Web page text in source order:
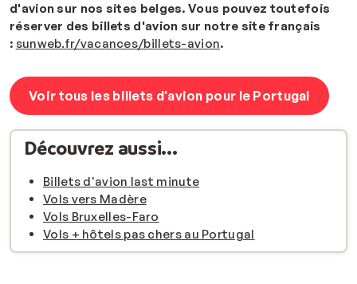
d'avion sur nos sites belges. Vous pouvez toutefois
réserver des billets d'avion sur notre site français
: sunweb.fr/vacances/billets-avion.
Voir tous les billets d'avion pour le Portugal
Découvrez aussi...
Billets d'avion last minute
Vols vers Madère
Vols Bruxelles-Faro
Vols + hôtels pas chers au Portugal